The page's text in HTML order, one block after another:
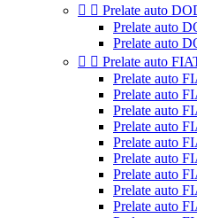
  Prelate auto
Prelate auto
Prelate auto
  Prelate auto
Prelate auto
Prelate auto
Prelate auto
Prelate auto
Prelate auto
Prelate auto
Prelate auto
Prelate auto
Prelate auto